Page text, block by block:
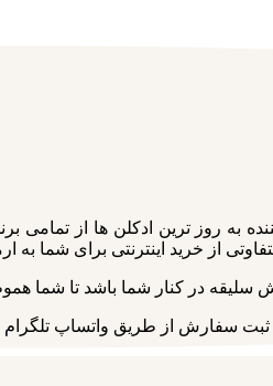
به روز ترین ادکلن ها از تمامی
از خرید اینترنتی برای شما به
در کنار شما باشد تا شما
سفارش از طریق واتساپ تلگرام